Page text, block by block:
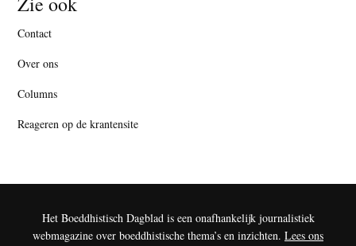
Contact
Over ons
Columns
Reageren op de krantensite
Het Boeddhistisch Dagblad is een onafhankelijk journalistiek
webmagazine over boeddhistische thema’s en inzichten. Lees ons